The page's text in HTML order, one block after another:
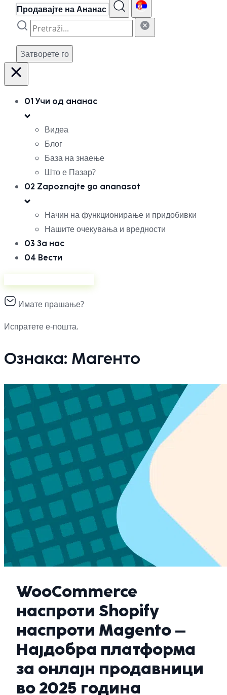
Продавајте на Ананас
Затворете го
01 Учи од ананас
Видеа
Блог
База на знаење
Што е Пазар?
02 Zapoznajte go ananasot
Начин на функционирање и придобивки
Нашите очекувања и вредности
03 За нас
04 Вести
Имате прашање?
Испратете е-пошта.
Ознака: Магенто
WooCommerce
наспроти Shopify
наспроти Magento –
Најдобра платформа
за онлајн продавници
во 2025 година